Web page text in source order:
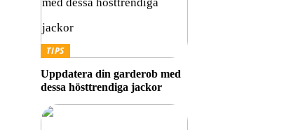
TIPS
Uppdatera din garderob med
dessa hösttrendiga jackor